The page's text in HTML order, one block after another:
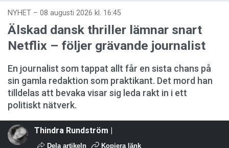
NYHET – 08 augusti 2026 kl. 16:45
Älskad dansk thriller lämnar snart
Netflix – följer grävande journalist
En journalist som tappat allt får en sista chans på
sin gamla redaktion som praktikant. Det mord han
tilldelas att bevaka visar sig leda rakt in i ett
politiskt nätverk.
Thindra Rundström |
Dela artikeln Kopiera länk